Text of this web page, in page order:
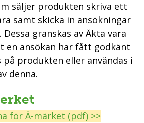
säljer produkten skriva ett
samt skicka in ansökningar
granskas av Äkta vara
en ansökan har fått godkänt
produkten eller användas i
denna.
för Ä-märket (pdf) >>